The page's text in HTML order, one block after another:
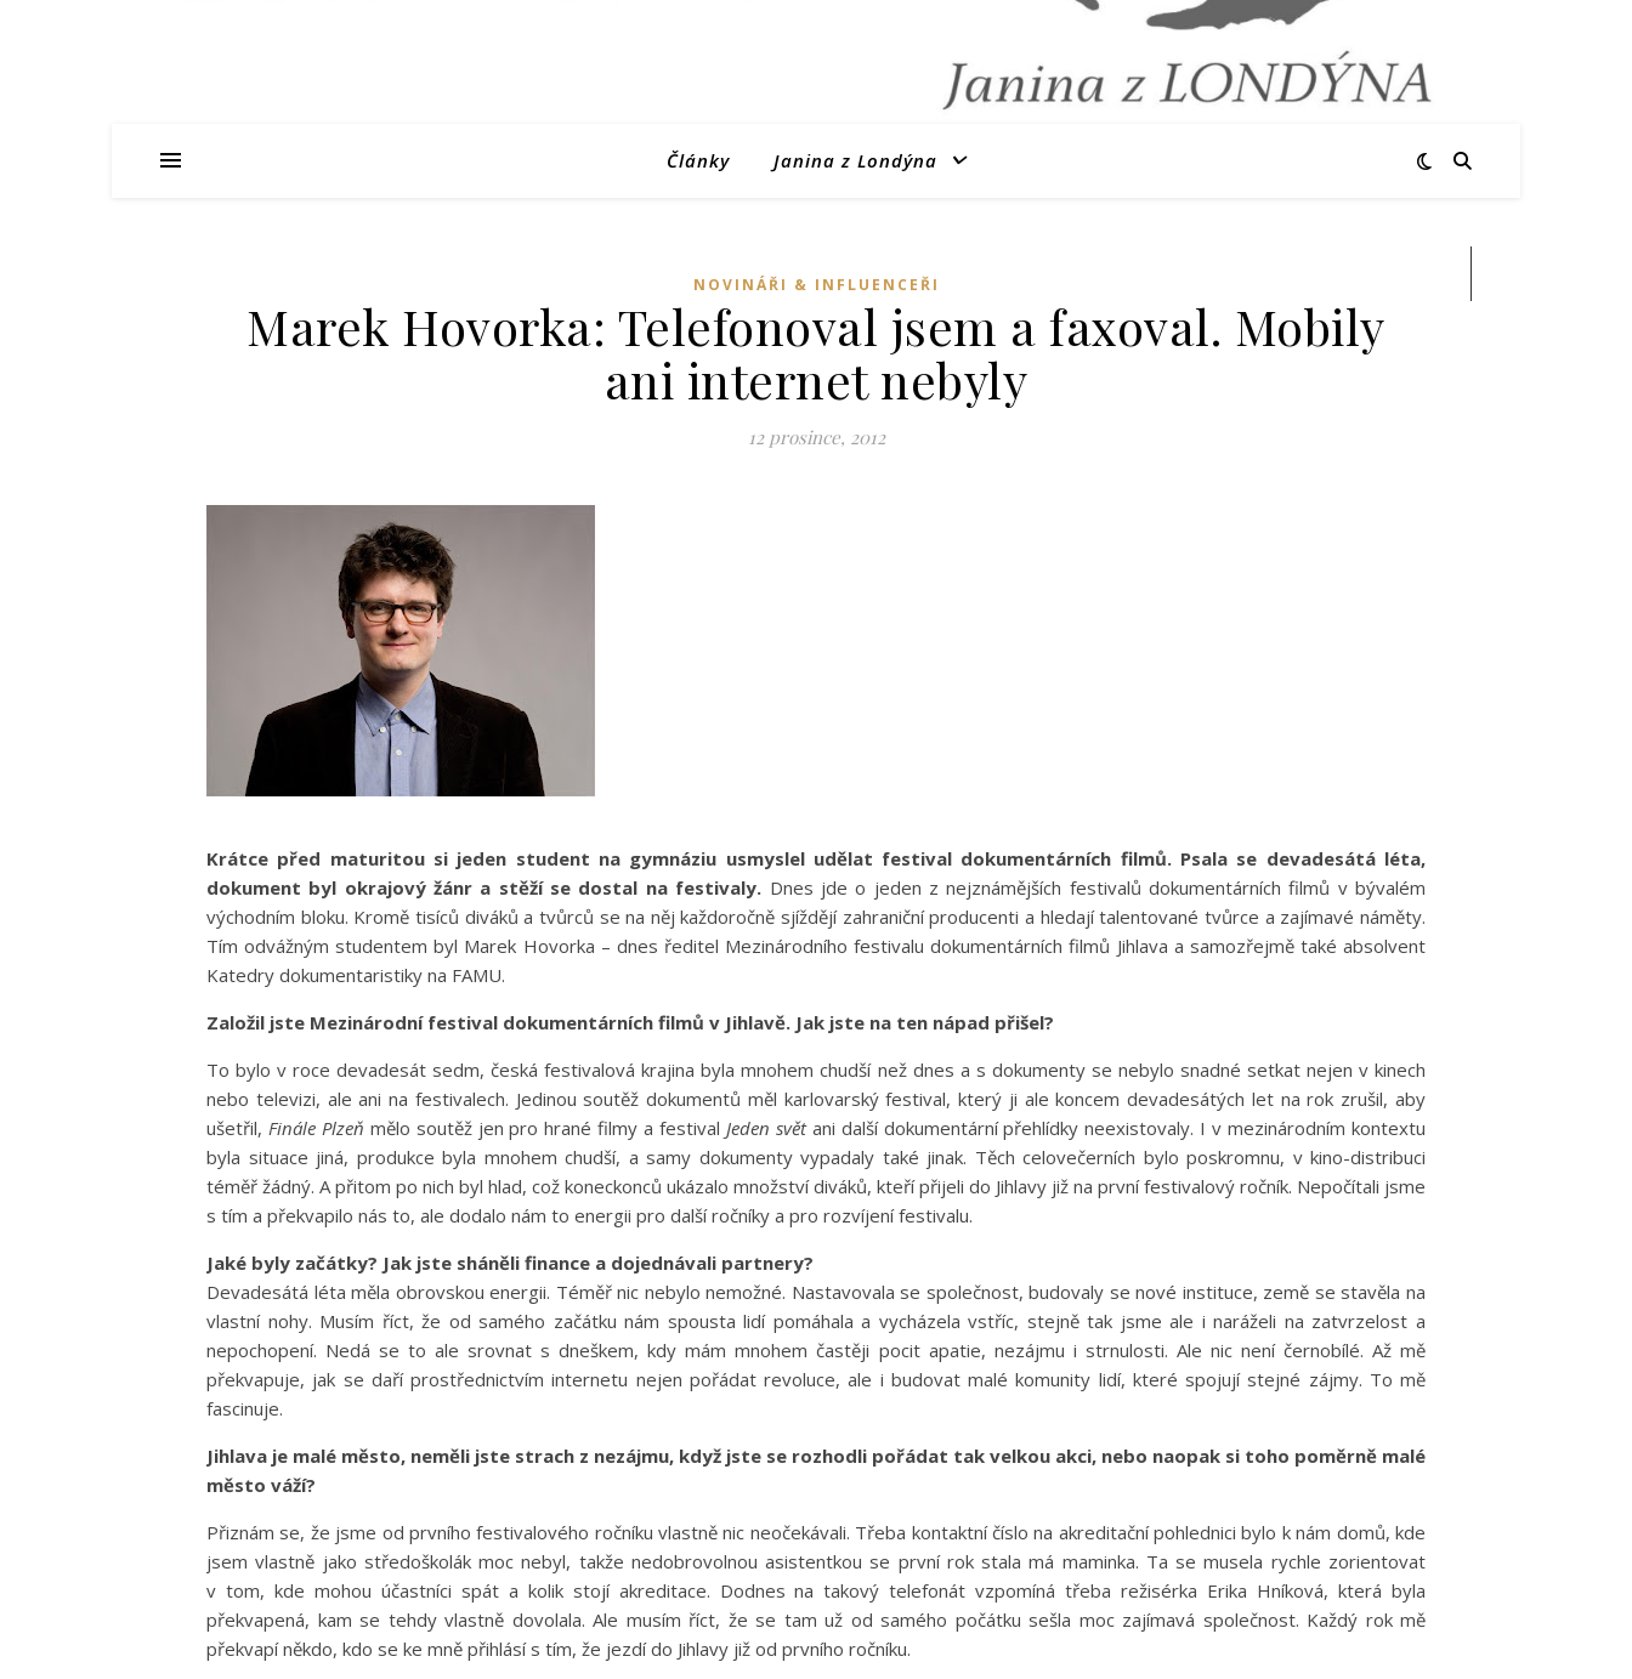
Články Janina z Londýna
NOVINÁŘI & INFLUENCEŘI
Marek Hovorka: Telefonoval jsem a faxoval. Mobily
ani internet nebyly
12 prosince, 2012
Krátce před maturitou si jeden student na gymnáziu usmyslel udělat festival dokumentárních filmů. Psala se devadesátá léta,
dokument byl okrajový žánr a stěží se dostal na festivaly. Dnes jde o jeden z nejznámějších festivalů dokumentárních filmů v bývalém
východním bloku. Kromě tisíců diváků a tvůrců se na něj každoročně sjíždějí zahraniční producenti a hledají talentované tvůrce a zajímavé náměty.
Tím odvážným studentem byl Marek Hovorka – dnes ředitel Mezinárodního festivalu dokumentárních filmů Jihlava a samozřejmě také absolvent
Katedry dokumentaristiky na FAMU.
Založil jste Mezinárodní festival dokumentárních filmů v Jihlavě. Jak jste na ten nápad přišel?
To bylo v roce devadesát sedm, česká festivalová krajina byla mnohem chudší než dnes a s dokumenty se nebylo snadné setkat nejen v kinech
nebo televizi, ale ani na festivalech. Jedinou soutěž dokumentů měl karlovarský festival, který ji ale koncem devadesátých let na rok zrušil, aby
ušetřil, Finále Plzeň mělo soutěž jen pro hrané filmy a festival Jeden světani další dokumentární přehlídky neexistovaly. I v mezinárodním kontextu
byla situace jiná, produkce byla mnohem chudší, a samy dokumenty vypadaly také jinak. Těch celovečerních bylo poskromnu, v kino-distribuci
téměř žádný. A přitom po nich byl hlad, což koneckonců ukázalo množství diváků, kteří přijeli do Jihlavy již na první festivalový ročník. Nepočítali jsme
s tím a překvapilo nás to, ale dodalo nám to energii pro další ročníky a pro rozvíjení festivalu.
Jaké byly začátky? Jak jste sháněli finance a dojednávali partnery?
Devadesátá léta měla obrovskou energii. Téměř nic nebylo nemožné. Nastavovala se společnost, budovaly se nové instituce, země se stavěla na
vlastní nohy. Musím říct, že od samého začátku nám spousta lidí pomáhala a vycházela vstříc, stejně tak jsme ale i naráželi na zatvrzelost a
nepochopení. Nedá se to ale srovnat s dneškem, kdy mám mnohem častěji pocit apatie, nezájmu i strnulosti. Ale nic není černobílé. Až mě
překvapuje, jak se daří prostřednictvím internetu nejen pořádat revoluce, ale i budovat malé komunity lidí, které spojují stejné zájmy. To mě
fascinuje.
Jihlava je malé město, neměli jste strach z nezájmu, když jste se rozhodli pořádat tak velkou akci, nebo naopak si toho poměrně malé
město váží?
Přiznám se, že jsme od prvního festivalového ročníku vlastně nic neočekávali. Třeba kontaktní číslo na akreditační pohlednici bylo k nám domů, kde
jsem vlastně jako středoškolák moc nebyl, takže nedobrovolnou asistentkou se první rok stala má maminka. Ta se musela rychle zorientovat
v tom, kde mohou účastníci spát a kolik stojí akreditace. Dodnes na takový telefonát vzpomíná třeba režisérka Erika Hníková, která byla
překvapená, kam se tehdy vlastně dovolala. Ale musím říct, že se tam už od samého počátku sešla moc zajímavá společnost. Každý rok mě
překvapí někdo, kdo se ke mně přihlásí s tím, že jezdí do Jihlavy již od prvního ročníku.